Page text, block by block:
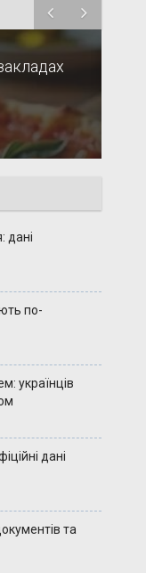
дані
по-
українців
дані
та